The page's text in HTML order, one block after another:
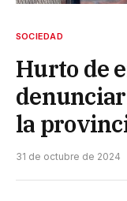
SOCIEDAD
Hurto de
la
31 de octubre de 2024